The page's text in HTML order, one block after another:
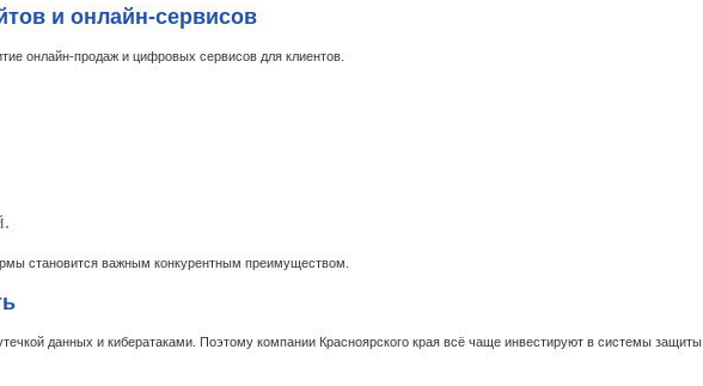
и онлайн-сервисов
онлайн-продаж и цифровых сервисов для клиентов.
становится важным конкурентным преимуществом.
данных и кибератаками. Поэтому компании Красноярского края всё чаще инвестируют в системы защиты